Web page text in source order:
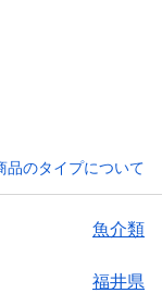
品のタイプについて
魚介類
福井県